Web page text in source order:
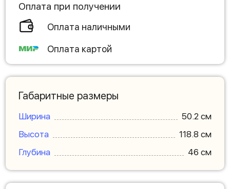
Оплата при получении
Оплата наличными
Оплата картой
Габаритные размеры
Ширина
50.2 см
Высота
118.8 см
Глубина
46 см